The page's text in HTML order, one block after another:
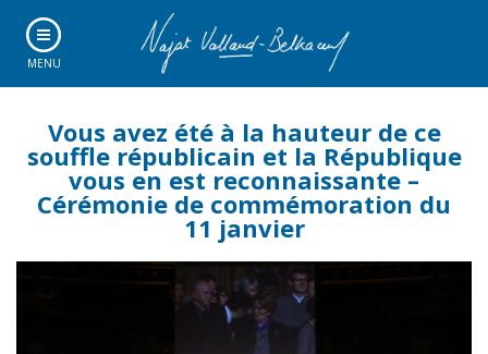
MENU
Vous avez été à la hauteur de ce
souffle républicain et la République
vous en est reconnaissante –
Cérémonie de commémoration du
11 janvier